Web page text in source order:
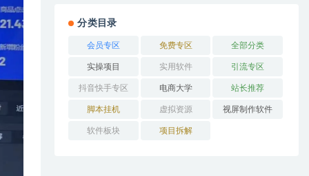
分类目录
会员专区 免费专区 全部分类
实操项目 实用软件 引流专区
抖音快手专区 电商大学 站长推荐
脚本挂机 虚拟资源 视屏制作软件
软件板块 项目拆解